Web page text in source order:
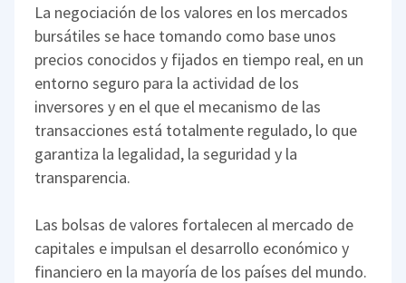
La negociación de los valores en los mercados
bursátiles se hace tomando como base unos
precios conocidos y fijados en tiempo real, en un
entorno seguro para la actividad de los
inversores y en el que el mecanismo de las
transacciones está totalmente regulado, lo que
garantiza la legalidad, la seguridad y la
transparencia.
Las bolsas de valores fortalecen al mercado de
capitales e impulsan el desarrollo económico y
financiero en la mayoría de los países del mundo.